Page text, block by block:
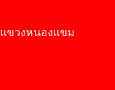
แขวงหนองแขม